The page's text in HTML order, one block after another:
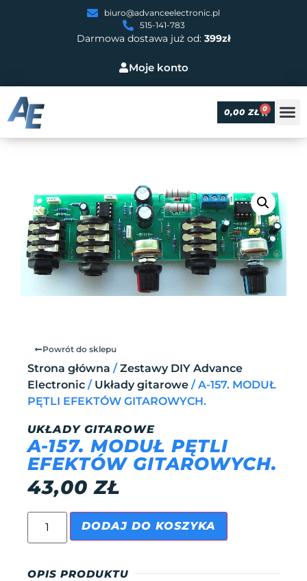
Moje konto
Darmowa dostawa już od: 399zł
biuro@advanceelectronic.pl
515-141-783
0,00 ZŁ 0
Powrót do sklepu
Strona główna / Zestawy DIY Advance
Electronic / Układy gitarowe / A-157. MODUŁ
PĘTLI EFEKTÓW GITAROWYCH.
UKŁADY GITAROWE
A-157. MODUŁ PĘTLI
EFEKTÓW GITAROWYCH.
43,00ZŁ
DODAJ DO KOSZYKA
OPIS PRODUKTU